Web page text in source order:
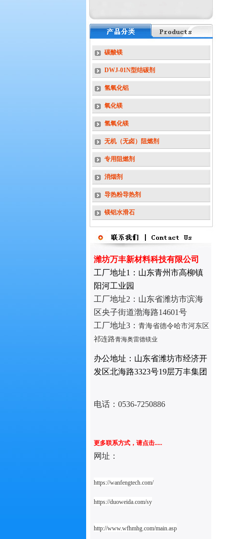
国家专精特新“小巨
人”企业
碳酸镁
DWJ-01N型结碳剂
氢氧化铝
氧化镁
氢氧化镁
无机（无卤）阻燃剂
专用阻燃剂
消烟剂
导热粉导热剂
镁铝水滑石
潍坊万丰新材料科技有限公司
工厂地址1：山东青州市高柳镇
阳河工业园
工厂地址2： 山东省潍坊市滨海
区央子街道渤海路14601号
工厂地址3： 青海省德令哈市河东区
祁连路青海奥雷德镁业
办公地址：山东省潍坊市经济开
发区北海路3323号19层万丰集团
电话： 0536-7250886
更多联系方式，请点击.....
网址：
https://wanfengtech.com/
https://duoweida.com/sy
http://www.wfhmhg.com/main.asp